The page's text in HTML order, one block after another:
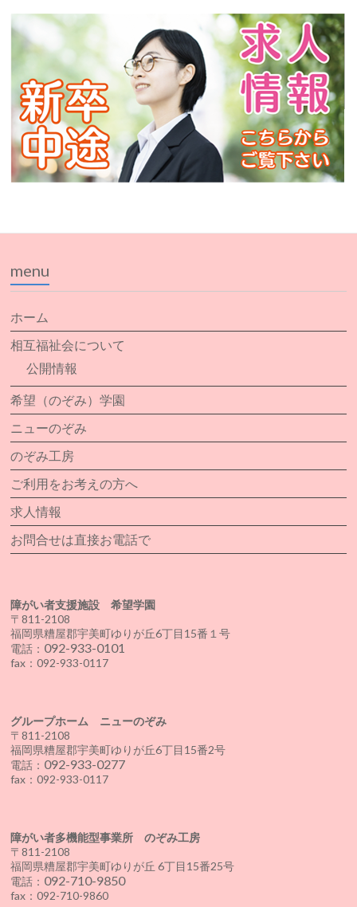
menu
ホーム
相互福祉会について
公開情報
希望（のぞみ）学園
ニューのぞみ
のぞみ工房
ご利用をお考えの方へ
求人情報
お問合せは直接お電話で
障がい者支援施設 希望学園
〒811-2108
福岡県糟屋郡宇美町ゆりが丘6丁目15番１号
電話： 092-933-0101
fax：092-933-0117
グループホーム ニューのぞみ
〒811-2108
福岡県糟屋郡宇美町ゆりが丘6丁目15番2号
電話： 092-933-0277
fax：092-933-0117
障がい者多機能型事業所 のぞみ工房
〒811-2108
福岡県糟屋郡宇美町ゆりが丘 6丁目15番25号
電話： 092-710-9850
fax：092-710-9860